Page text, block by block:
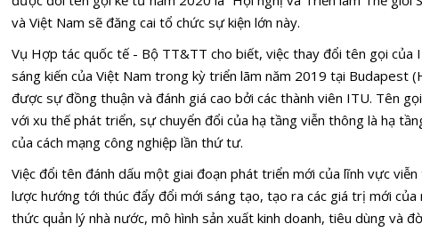
và Việt Nam sẽ đăng cai tổ chức sự kiện lớn này.
Vụ Hợp tác quốc tế - Bộ TT&TT cho biết, việc thay đổi tên gọi
sáng kiến của Việt Nam trong kỳ triển lãm năm 2019 tại Budapest
được sự đồng thuận và đánh giá cao bởi các thành viên ITU. Tên
với xu thế phát triển, sự chuyển đổi của hạ tầng viễn thông là hạ
của cách mạng công nghiệp lần thứ tư.
Việc đổi tên đánh dấu một giai đoạn phát triển mới của lĩnh vực
lược hướng tới thúc đẩy đổi mới sáng tạo, tạo ra các giá trị mới của
thức quản lý nhà nước, mô hình sản xuất kinh doanh, tiêu dùng và